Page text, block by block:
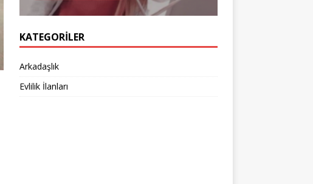
KATEGORILER
Arkadaşlık
Evlilik İlanları